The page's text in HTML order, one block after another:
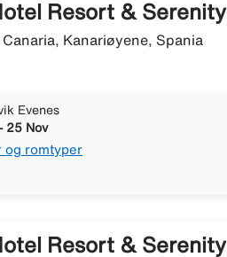
Resort & Serenity
Kanariøyene, Spania
Evenes
25 Nov
og romtyper
Resort & Serenity